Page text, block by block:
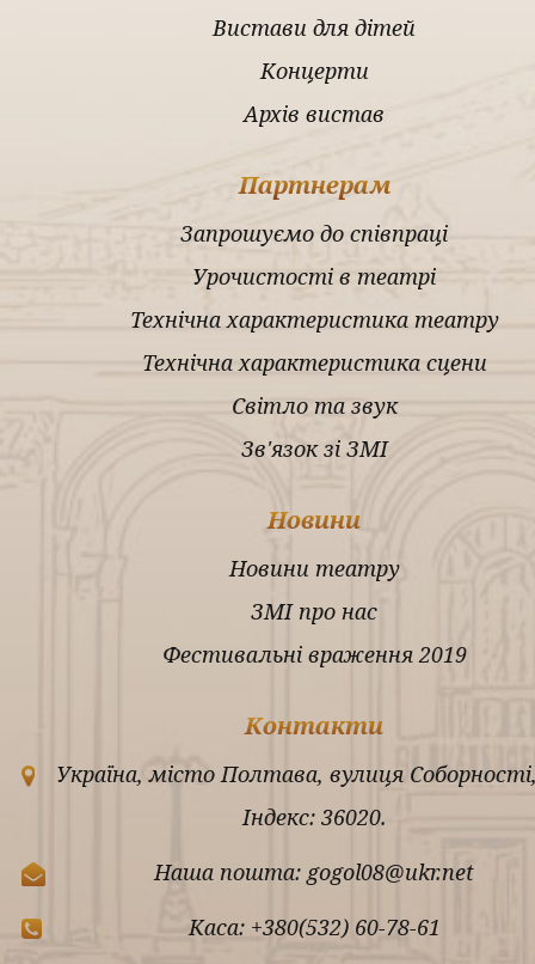
Вистави для дітей
Концерти
Архів вистав
Партнерам
Запрошуємо до співпраці
Урочистості в театрі
Технічна характеристика театру
Технічна характеристика сцени
Світло та звук
Зв'язок зі ЗМІ
Новини
Новини театру
ЗМІ про нас
Фестивальні враження 2019
Контакти
Україна, місто Полтава, вулиця
Індекс: 36020.
Наша пошта: gogol08@ukr.net
Каса: +380(532) 60-78-61